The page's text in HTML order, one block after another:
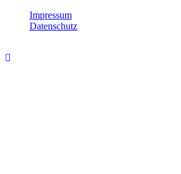
Impressum
Datenschutz